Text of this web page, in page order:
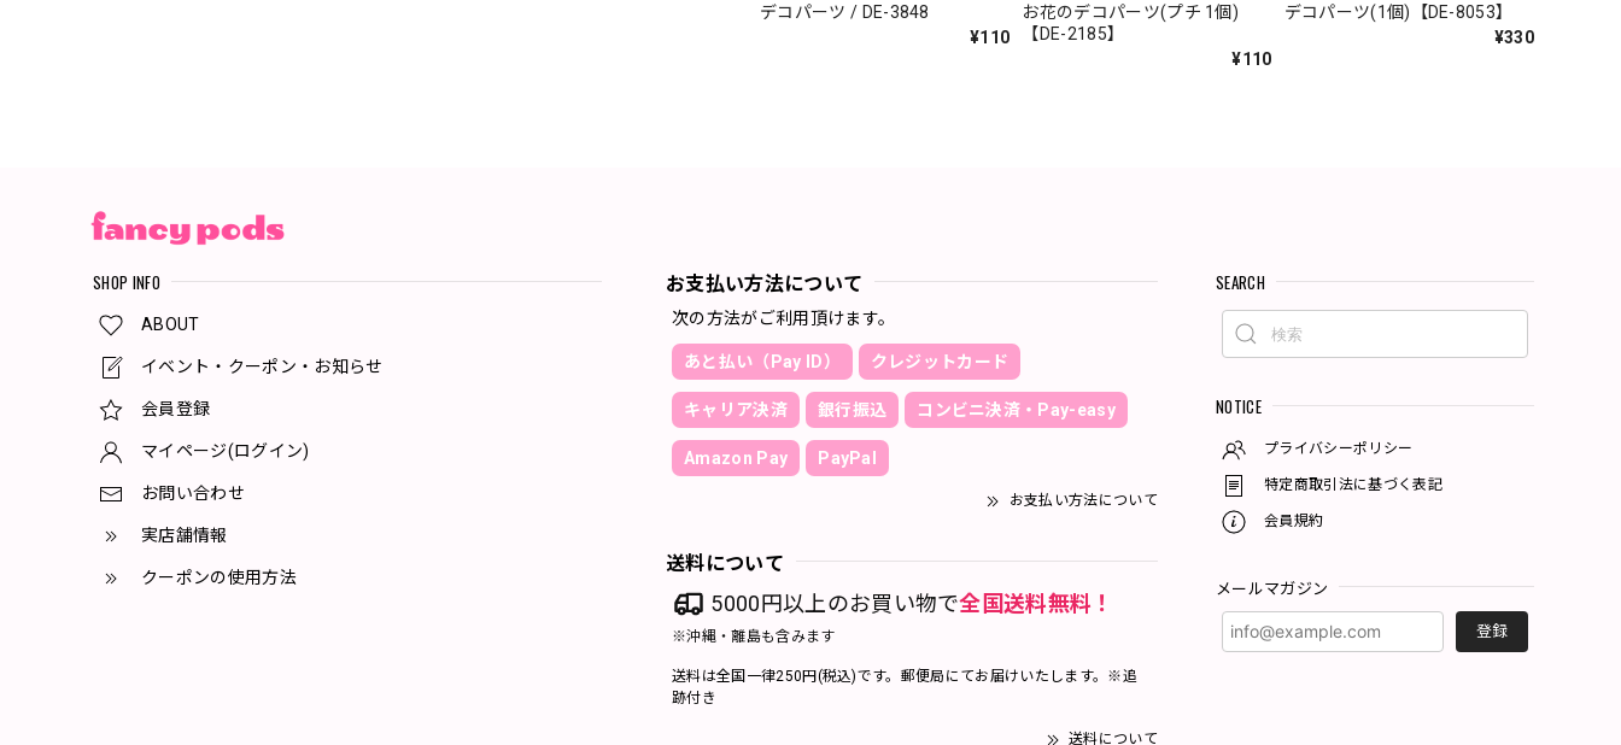
デコパーツ / DE-3848
¥110
お花のデコパーツ(プチ 1個)
【DE-2185】
¥110
デコパーツ(1個)【DE-8053】
¥330
SHOP INFO
ABOUT
イベント・クーポン・お知らせ
会員登録
マイページ(ログイン)
お問い合わせ
実店舗情報
クーポンの使用方法
お支払い方法について
次の方法がご利用頂けます。
あと払い（Pay ID） クレジットカード
キャリア決済 銀行振込 コンビニ決済・Pay-easy
Amazon Pay PayPal
お支払い方法について
送料について
5000円以上のお買い物で全国送料無料！
※沖縄・離島も含みます
送料は全国一律250円(税込)です。郵便局にてお届けいたします。※追
跡付き
送料について
SEARCH
NOTICE
プライバシーポリシー
特定商取引法に基づく表記
会員規約
メールマガジン
登録